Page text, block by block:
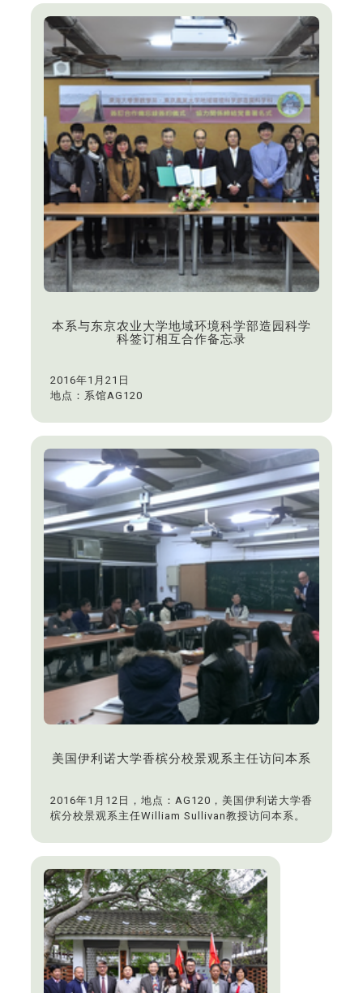
本系与东京农业大学地域环境科学部造园科学
科签订相互合作备忘录
2016年1月21日
地点：系馆AG120
美国伊利诺大学香槟分校景观系主任访问本系
2016年1月12日，地点：AG120，美国伊利诺大学香
槟分校景观系主任William Sullivan教授访问本系。